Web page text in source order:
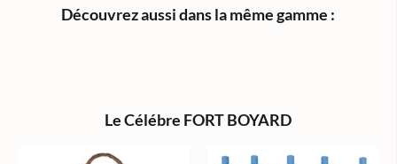
Découvrez aussi dans la même gamme :
Le Célébre FORT BOYARD